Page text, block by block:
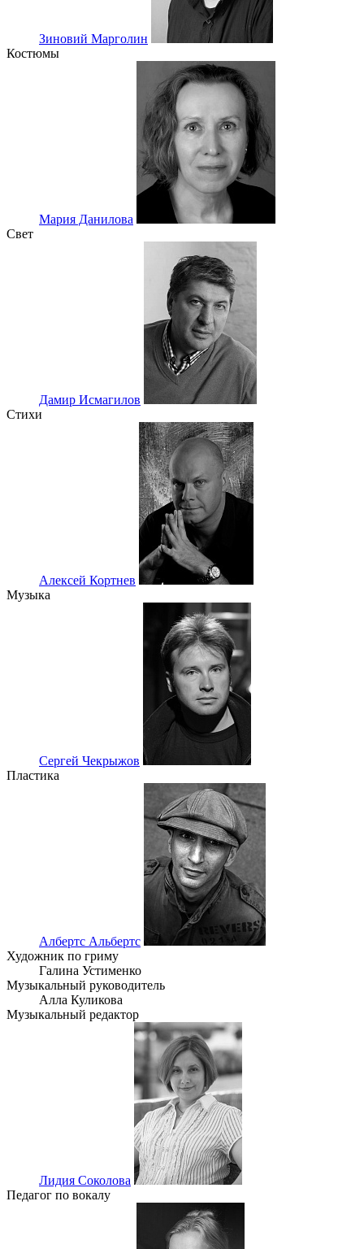
Зиновий Марголин
Костюмы
Мария Данилова
Свет
Дамир Исмагилов
Стихи
Алексей Кортнев
Музыка
Сергей Чекрыжов
Пластика
Албертс Альбертс
Художник по гриму
Галина Устименко
Музыкальный руководитель
Алла Куликова
Музыкальный редактор
Лидия Соколова
Педагог по вокалу